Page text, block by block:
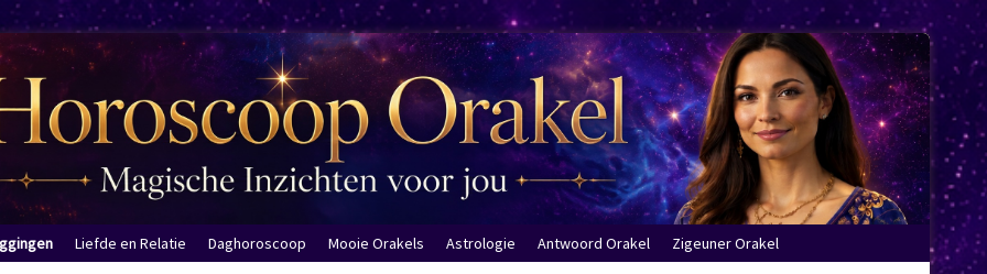
Liefde en Relatie Daghoroscoop Mooie Orakels Astrologie Antwoord Orakel Zigeuner Orakel